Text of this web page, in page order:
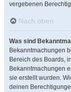
vergebenen
Nach oben
Was sind
Bekanntmachungen
Bereich des Boards,
Bekanntmachungen
sie erstellt wurden.
deinen